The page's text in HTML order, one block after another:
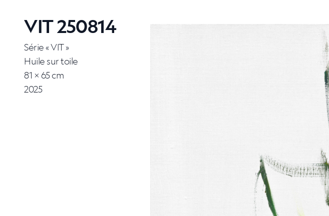
VIT 250814
Série « VIT »
Huile sur toile
81 × 65 cm
2025